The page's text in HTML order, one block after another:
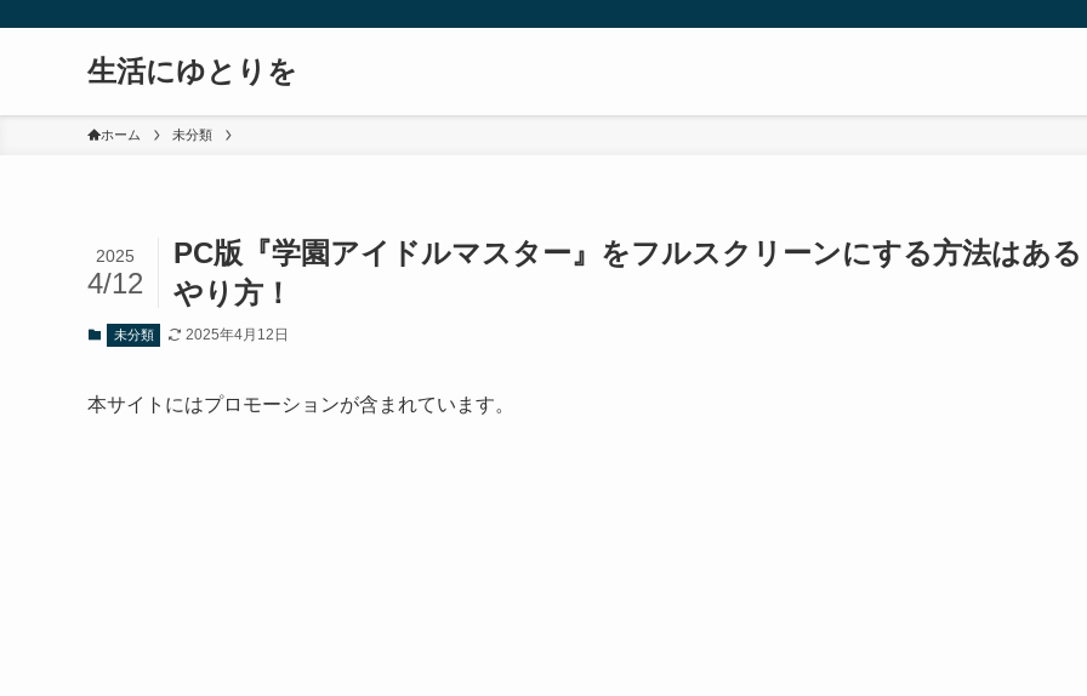
生活にゆとりを
ホーム 未分類
PC版『学園アイドルマスター』をフルスクリーンにする方法はあ
やり方！
2025
4/12
未分類 2025年4月12日
本サイトにはプロモーションが含まれています。